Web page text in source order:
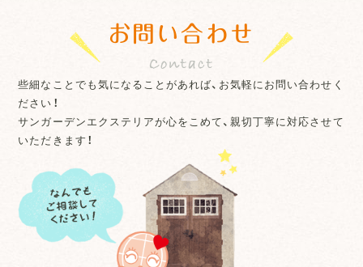
お問い合わせ
些細なことでも気になることがあれば、お気軽にお問い合わせく
ださい！
サンガーデンエクステリアが心をこめて、親切丁寧に対応させて
いただきます！